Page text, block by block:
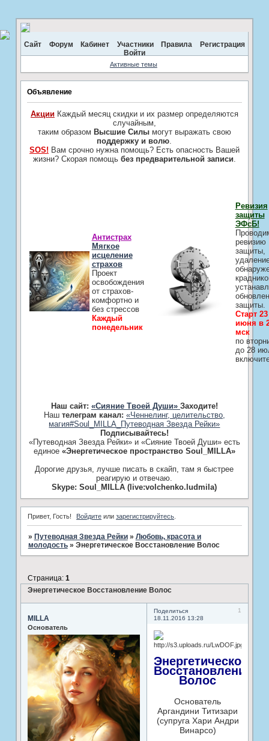
Сайт Форум Кабинет Участники Правила
Регистрация
Войти
Активные темы
Объявление
АкцииКаждый месяц скидки и их размер определяются
случайным,
таким образом Высшие Силымогут выражать свою
поддержку и волю
SOS! Вам срочно нужна помощь? Есть опасность Вашей
жизни? Скорая помощь без предварительной записи
Антистрах
Мягкое
исцеление
страхов
Проект
освобождения
от страхов-
комфортно и
без стрессов
Каждый
понедельник
Ревизия
защиты
ЭФсБ!
ревизию
защиты,
защиты.
Старт 23
июня в
мск
по
до 28
Наш сайт: «Сияние Твоей Души» Заходите!
Наш телеграм канал: «Ченнелинг, целительство,
магия#Soul_MILLA_Путеводная Звезда Рейки»
Подписывайтесь!
«Путеводная Звезда Рейки» и «Сияние Твоей Души» есть
единое «Энергетическое пространство Soul_MILLA»
Дорогие друзья, лучше писать в скайп, там я быстрее
реагирую и отвечаю.
Skype: Soul_MILLA (live:volchenko.ludmila)
Привет, Гость! Войдите илизарегистрируйтесь
» Путеводная Звезда Рейки » Любовь, красота и
молодость » Энергетическое Восстановление Волос
Энергетическое Восстановление Волос
Страница: 1
Поделиться
1
18.11.2016 13:28
MILLA
Основатель
Энергетическое
Восстановление
Волос
Основатель
Аргандини Титизари
(супруга Хари Андри
Винарсо)